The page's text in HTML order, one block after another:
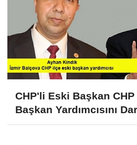
CHP'li Eski Başkan
Başkan Yardımcısını